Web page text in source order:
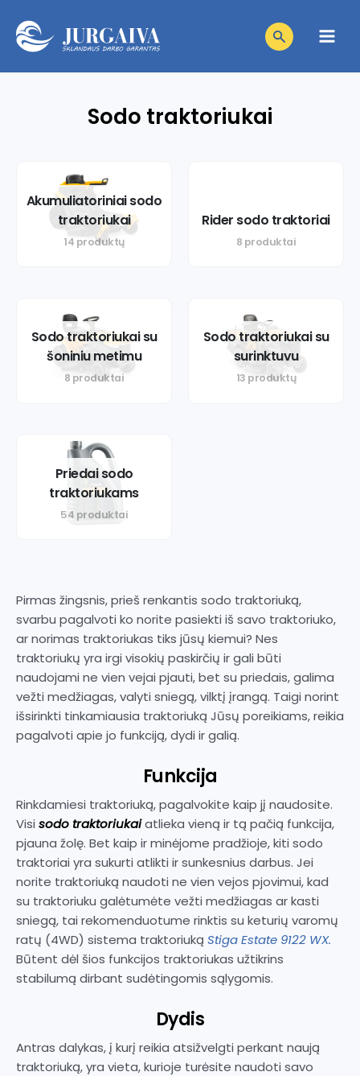
prie
turinio
Products
search
Main
Sodo traktoriukai
Akumuliatoriniai sodo
traktoriukai
14 produktų
Rider sodo traktoriai
8 produktai
Sodo traktoriukai su
šoniniu metimu
8 produktai
Sodo traktoriukai su
surinktuvu
13 produktų
Priedai sodo
traktoriukams
54 produktai
Pirmas žingsnis, prieš renkantis sodo traktoriuką,
svarbu pagalvoti ko norite pasiekti iš savo traktoriuko,
ar norimas traktoriukas tiks jūsų kiemui? Nes
traktoriukų yra irgi visokių paskirčių ir gali būti
naudojami ne vien vejai pjauti, bet su priedais, galima
vežti medžiagas, valyti sniegą, vilktį įrangą. Taigi norint
išsirinkti tinkamiausia traktoriuką Jūsų poreikiams, reikia
pagalvoti apie jo funkciją, dydi ir galią.
Funkcija
Rinkdamiesi traktoriuką, pagalvokite kaip jį naudosite.
Visi sodo traktoriukaiatlieka vieną ir tą pačią funkcija,
pjauna žolę. Bet kaip ir minėjome pradžioje, kiti sodo
traktoriai yra sukurti atlikti ir sunkesnius darbus. Jei
norite traktoriuką naudoti ne vien vejos pjovimui, kad
su traktoriuku galėtumėte vežti medžiagas ar kasti
sniegą, tai rekomenduotume rinktis su keturių varomų
ratų (4WD) sistema traktoriuką Stiga Estate 9122 WX.
Būtent dėl šios funkcijos traktoriukas užtikrins
stabilumą dirbant sudėtingomis sąlygomis.
Dydis
Antras dalykas, į kurį reikia atsižvelgti perkant naują
traktoriuką, yra vieta, kurioje turėsite naudoti savo